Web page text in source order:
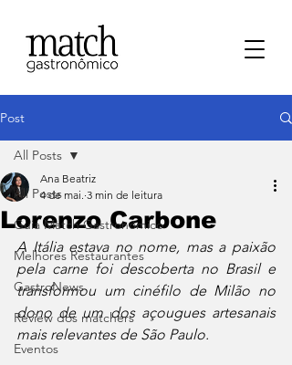
Post
All Posts
⁠Guia Match Gastronômico
Melhores Restaurantes
⁠GastroNews
Review dos matchers
Eventos
All Posts
Lorenzo Carbone
Ana Beatriz
4 de mai. 3 min de leitura
A Itália estava no nome, mas a paixão
pela carne foi descoberta no Brasil e
transformou um cinéfilo de Milão no
dono de um dos açougues artesanais
mais relevantes de São Paulo.